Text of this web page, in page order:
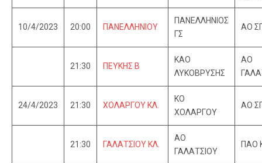
10/4/2023 20:00 ΠΑΝΕΛΛΗΝΙΟΥ
ΠΑΝΕΛΛΗΝΙΟΣ
ΓΣ
ΑΟ
21:30 ΠΕΥΚΗΣ Β
ΚΑΟ
ΛΥΚΟΒΡΥΣΗΣ
ΑΟ
24/4/2023 21:30 ΧΟΛΑΡΓΟΥ ΚΛ.
ΚΟ
ΧΟΛΑΡΓΟΥ
ΑΟ
21:30 ΓΑΛΑΤΣΙΟΥ ΚΛ.
ΑΟ
ΓΑΛΑΤΣΙΟΥ
ΠΑΟ